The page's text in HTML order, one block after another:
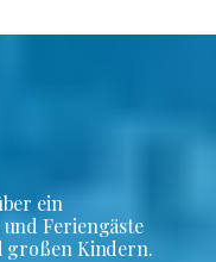
ein
Feriengäste
großen Kindern.